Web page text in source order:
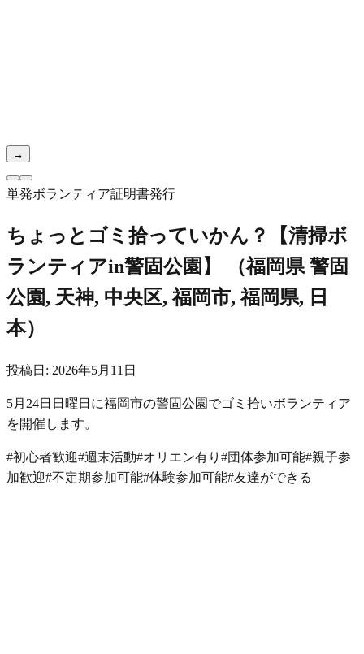
→
単発ボランティア証明書発行
ちょっとゴミ拾っていかん？【清掃ボ
ランティアin警固公園】
（福岡県警固
公園, 天神, 中央区, 福岡市, 福岡県, 日
本）
投稿日: 2026年5月11日
5月24日日曜日に福岡市の警固公園でゴミ拾いボランティア
を開催します。
#初心者歓迎#週末活動#オリエン有り #団体参加可能#親子参
加歓迎#不定期参加可能#体験参加可能#友達ができる